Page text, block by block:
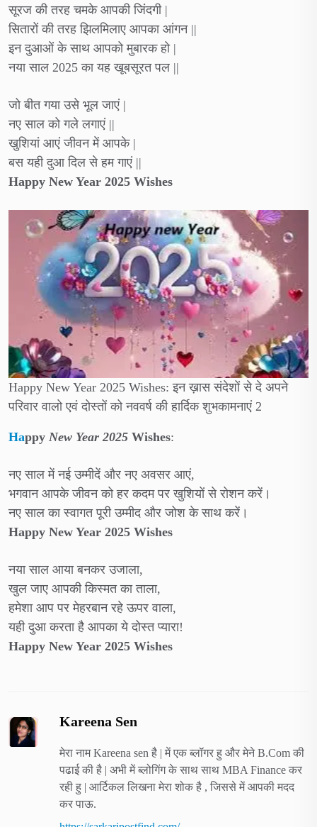
सूरज की तरह चमके आपकी जिंदगी |
सितारों की तरह झिलमिलाए आपका आंगन ||
इन दुआओं के साथ आपको मुबारक हो |
नया साल 2025 का यह खूबसूरत पल ||
जो बीत गया उसे भूल जाएं |
नए साल को गले लगाएं ||
खुशियां आएं जीवन में आपके |
बस यही दुआ दिल से हम गाएं ||
Happy New Year 2025 Wishes
Happy New Year 2025 Wishes: इन ख़ास संदेशों से दे अपने
परिवार वालो एवं दोस्तों को नववर्ष की हार्दिक शुभकामनाएं 2
Happy New Year 2025 Wishes:
नए साल में नई उम्मीदें और नए अवसर आएं,
भगवान आपके जीवन को हर कदम पर खुशियों से रोशन करें।
नए साल का स्वागत पूरी उम्मीद और जोश के साथ करें।
Happy New Year 2025 Wishes
नया साल आया बनकर उजाला,
खुल जाए आपकी किस्मत का ताला,
हमेशा आप पर मेहरबान रहे ऊपर वाला,
यही दुआ करता है आपका ये दोस्त प्यारा!
Happy New Year 2025 Wishes
Kareena Sen
मेरा नाम Kareena sen है | में एक ब्लॉगर हु और मेने B.Com की
पढाई की है | अभी में ब्लोगिंग के साथ साथ MBA Finance कर
रही हु | आर्टिकल लिखना मेरा शोक है , जिससे में आपकी मदद
कर पाऊ.